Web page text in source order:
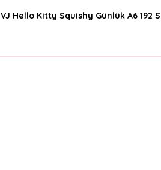
VJ Hello Kitty Squishy Günlük A6 192